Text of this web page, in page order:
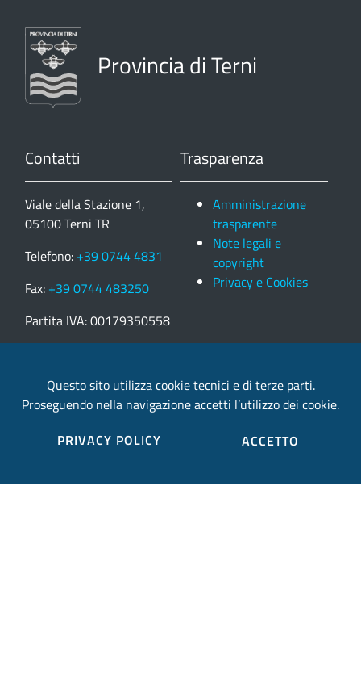
Provincia di Terni
Contatti
Viale della Stazione 1,
05100 Terni TR
Telefono: +39 0744 4831
Fax: +39 0744 483250
Partita IVA: 00179350558
provincia.terni@postacert.umbria.it
Trasparenza
Amministrazione
trasparente
Note legali e
copyright
Privacy e Cookies
Credits
Sito web realizzato in collaborazione conGruppo
Questo sito utilizza cookie tecnici e di terze parti.
Proseguendo nella navigazione accetti l’utilizzo dei cookie.
PRIVACY POLICY
ACCETTO